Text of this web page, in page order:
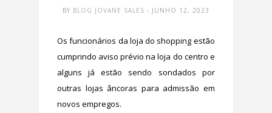
BY BLOG JOVANE SALES - JUNHO 12, 2023
Os funcionários da loja do shopping estão
cumprindo aviso prévio na loja do centro e
alguns já estão sendo sondados por
outras lojas âncoras para admissão em
novos empregos.